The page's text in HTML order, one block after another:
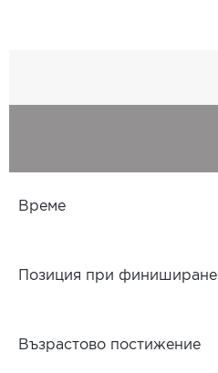
Време
Позиция при финиширане
Възрастово постижение